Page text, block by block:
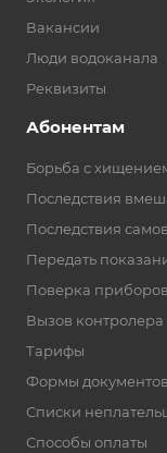
Вакансии
Люди водоканала
Реквизиты
Абонентам
Борьба с
Последствия
Последствия
Передать
Поверка приборов
Вызов контролера
Тарифы
Формы
Списки
Способы оплаты